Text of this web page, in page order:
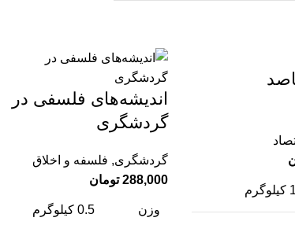
اندیشه‌های فلسفی در
گردشگری
گردشگری, فلسفه و اخلاق
288,000 تومان
وزن 0.5 کیلوگرم